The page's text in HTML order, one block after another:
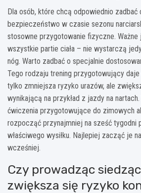
Dla osób, które chcą odpowiednio zadbać
bezpieczeństwo w czasie sezonu
stosowne przygotowanie fizyczne.
wszystkie partie ciała – nie wystarczą
nóg. Warto zadbać o specjalnie
Tego rodzaju trening przygotowujący daje
tylko zmniejsza ryzyko urazów, ale
wynikającą na przykład z jazdy na
ćwiczenia przygotowujące do zimowych
rozpocząć przynajmniej na sześć tygodni
właściwego wysiłku. Najlepiej zacząć je
wcześniej.
Czy prowadząc
zwiększa się ryzyko